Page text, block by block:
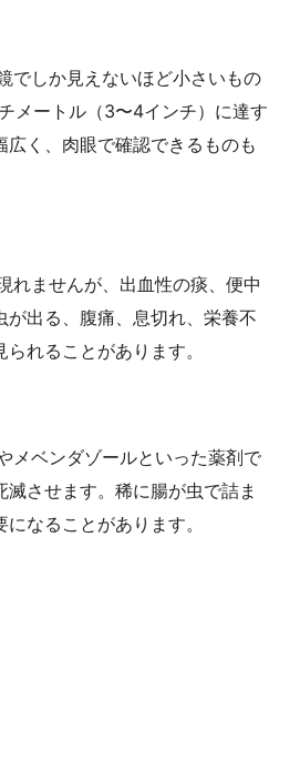
でしか見えないほど小さいもの
メートル（3〜4インチ）に達す
広く、肉眼で確認できるものも
れませんが、出血性の痰、便中
が出る、腹痛、息切れ、栄養不
れることがあります。
メベンダゾールといった薬剤で
させます。稀に腸が虫で詰ま
なることがあります。